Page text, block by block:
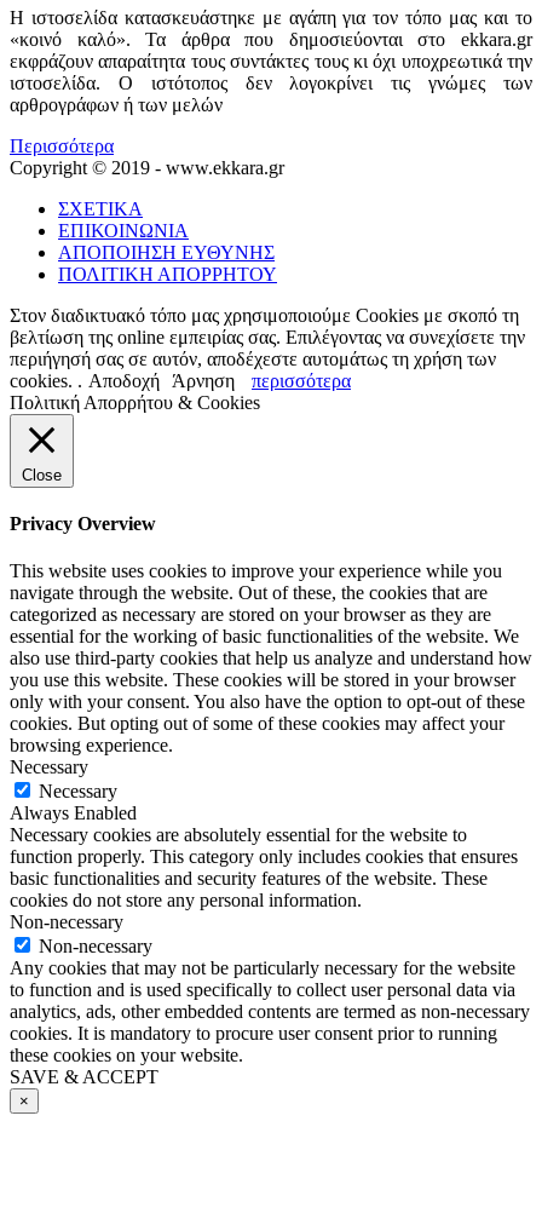
Η ιστοσελίδα κατασκευάστηκε με αγάπη για τον τόπο μας και το
«κοινό καλό». Τα άρθρα που δημοσιεύονται στο ekkara.gr
εκφράζουν απαραίτητα τους συντάκτες τους κι όχι υποχρεωτικά την
ιστοσελίδα. Ο ιστότοπος δεν λογοκρίνει τις γνώμες των
αρθρογράφων ή των μελών
Περισσότερα
Copyright © 2019 - www.ekkara.gr
ΣΧΕΤΙΚΑ
ΕΠΙΚΟΙΝΩΝΙΑ
ΑΠΟΠΟΙΗΣΗ ΕΥΘΥΝΗΣ
ΠΟΛΙΤΙΚΗ ΑΠΟΡΡΗΤΟΥ
Στον διαδικτυακό τόπο μας χρησιμοποιούμε Cookies με σκοπό τη
βελτίωση της online εμπειρίας σας. Επιλέγοντας να συνεχίσετε την
περιήγησή σας σε αυτόν, αποδέχεστε αυτομάτως τη χρήση των
cookies. . Αποδοχή Άρνηση
περισσότερα
Πολιτική Απορρήτου & Cookies
Close
Privacy Overview
This website uses cookies to improve your experience while you
navigate through the website. Out of these, the cookies that are
categorized as necessary are stored on your browser as they are
essential for the working of basic functionalities of the website. We
also use third-party cookies that help us analyze and understand how
you use this website. These cookies will be stored in your browser
only with your consent. You also have the option to opt-out of these
cookies. But opting out of some of these cookies may affect your
browsing experience.
Necessary
Necessary
Always Enabled
Necessary cookies are absolutely essential for the website to
function properly. This category only includes cookies that ensures
basic functionalities and security features of the website. These
cookies do not store any personal information.
Non-necessary
Non-necessary
Any cookies that may not be particularly necessary for the website
to function and is used specifically to collect user personal data via
analytics, ads, other embedded contents are termed as non-necessary
cookies. It is mandatory to procure user consent prior to running
these cookies on your website.
SAVE & ACCEPT
×